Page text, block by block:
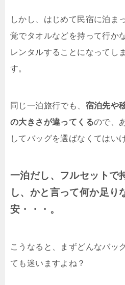
しかし、はじめて民宿に泊ま
覚でタオルなどを持って行か
レンタルすることになってし
す。
同じ一泊旅行でも、 宿泊先や
の大きさが違ってくるので、
してバッグを選ばなくてはい
一泊だし、フルセットで
し、かと言って何か足り
安・・・。
こうなると、まずどんなバッ
ても迷いますよね？